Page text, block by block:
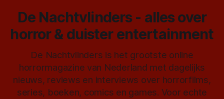
De Nachtvlinders - alles over
horror & duister entertainment
De Nachtvlinders is het grootste online
horrormagazine van Nederland met dagelijks
nieuws, reviews en interviews over horrorfilms,
series, boeken, comics en games. Voor echte